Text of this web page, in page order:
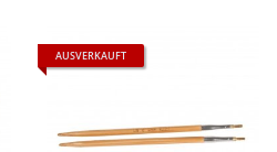
AUSVERKAUFT